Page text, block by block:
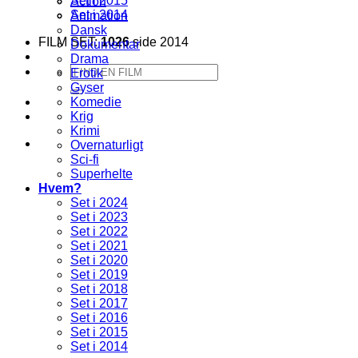
Set i 2014
FILM SET:1026side 2014
Søg
efter:
Animation
Dansk
Dokumentar
Drama
Erotik
Gyser
Komedie
Krig
Krimi
Overnaturligt
Sci-fi
Superhelte
Hvem?
Set i 2024
Set i 2023
Set i 2022
Set i 2021
Set i 2020
Set i 2019
Set i 2018
Set i 2017
Set i 2016
Set i 2015
Set i 2014